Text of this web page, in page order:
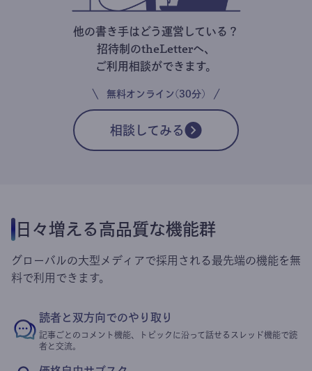
他の書き手はどう運営している？
招待制のtheLetterへ、
ご利用相談ができます。
無料オンライン(30分)
相談してみる
日々増える高品質な機能群
グローバルの大型メディアで採用される最先端の機能を無
料で利用できます。
読者と双方向でのやり取り
記事ごとのコメント機能、トピックに沿って話せるスレッド機能で読
者と交流。